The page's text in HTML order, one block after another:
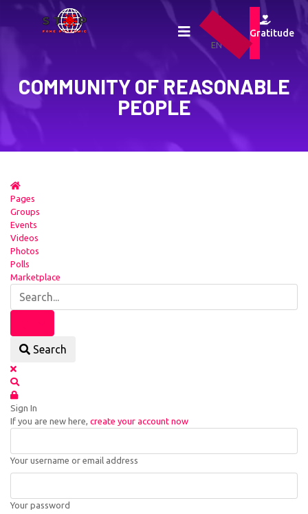
UA
EN
Gratitude
COMMUNITY OF REASONABLE
PEOPLE
Pages
Groups
Events
Videos
Photos
Polls
Marketplace
Search
Sign In
If you are new here, create your account now
Your username or email address
Your password